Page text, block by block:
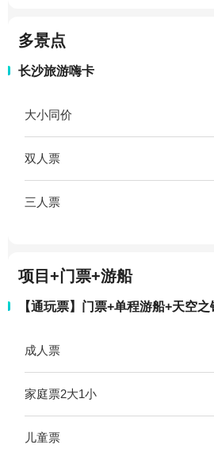
多景点
长沙旅游嗨卡
大小同价
双人票
三人票
项目+门票+游船
【通玩票】门票+单程游船+天空
成人票
家庭票2大1小
儿童票